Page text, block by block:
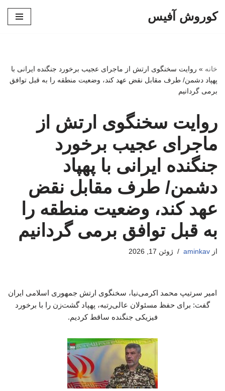
کوروش آفیس
خانه » روایت سخنگوی ارتش از ماجرای عجیب برخورد جنگنده‌ ایرانی با
پهپاد دشمن/ طرف مقابل نقض عهد کند، وضعیت منطقه را به قبل توافق
برمی گردانیم
روایت سخنگوی ارتش از
ماجرای عجیب برخورد
جنگنده‌ ایرانی با پهپاد
دشمن/ طرف مقابل نقض
عهد کند، وضعیت منطقه را
به قبل توافق برمی گردانیم
از aminkav ژوئن 17, 2026
امیر سرتیپ محمد اکرمی‌نیا، سخنگوی ارتش جمهوری اسلامی ایران
گفت: برای حفظ مسئولان عالی‌رتبه، پهپاد گشت‌زن را با برخورد
فیزیکی جنگنده ساقط کردیم.